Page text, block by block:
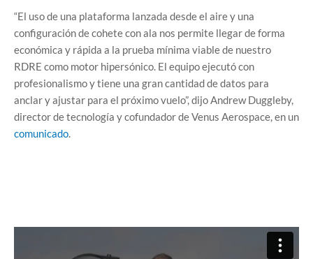
“El uso de una plataforma lanzada desde el aire y una
configuración de cohete con ala nos permite llegar de forma
económica y rápida a la prueba mínima viable de nuestro
RDRE como motor hipersónico. El equipo ejecutó con
profesionalismo y tiene una gran cantidad de datos para
anclar y ajustar para el próximo vuelo”, dijo Andrew Duggleby,
director de tecnología y cofundador de Venus Aerospace, en un
comunicado.